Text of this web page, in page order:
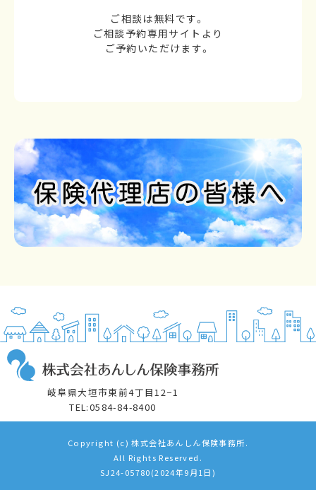
ご相談は無料です。
ご相談予約専用サイトより
ご予約いただけます。
岐阜県大垣市東前4丁目12−1
TEL:0584-84-8400
Copyright (c) 株式会社あんしん保険事務所.
All Rights Reserved.
SJ24-05780(2024年9月1日)